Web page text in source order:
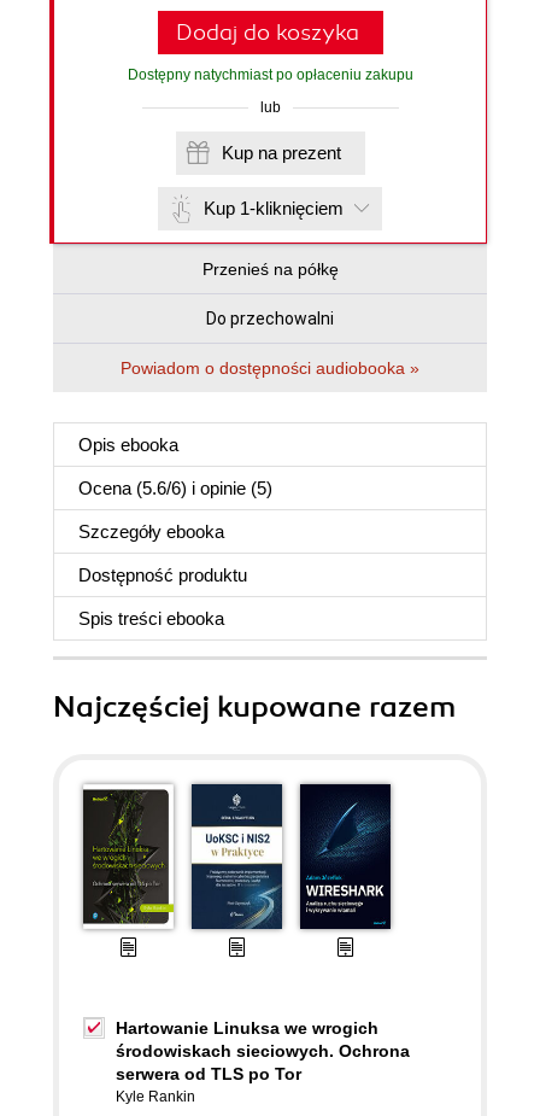
Dodaj do koszyka
Dostępny natychmiast po opłaceniu zakupu
lub
Kup na prezent
Kup 1-kliknięciem
Przenieś na półkę
Do przechowalni
Powiadom o dostępności audiobooka »
Opis ebooka
Ocena (5.6/6) i opinie (5)
Szczegóły ebooka
Dostępność produktu
Spis treści ebooka
Najczęściej kupowane razem
Hartowanie Linuksa we wrogich
środowiskach sieciowych. Ochrona
serwera od TLS po Tor
Kyle Rankin